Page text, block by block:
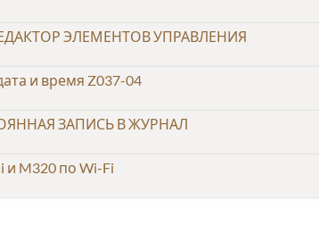
ЭЛЕМЕНТОВ УПРАВЛЕНИЯ
и время Z037-04
ЗАПИСЬ В ЖУРНАЛ
и M320 по Wi-Fi